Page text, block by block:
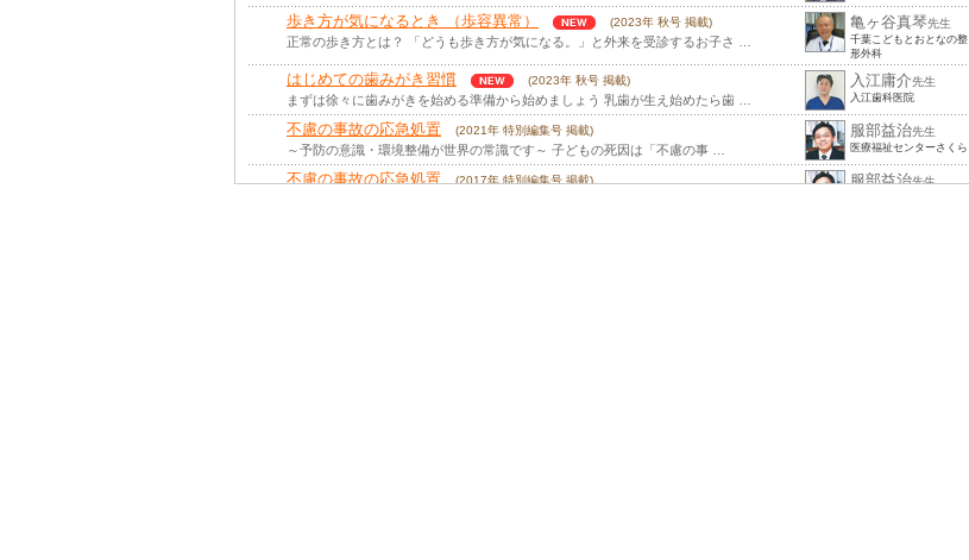
亀ヶ谷真琴先生
千葉こどもとおとなの整
形外科
歩き方が気になるとき （歩容異常） (2023年 秋号 掲載)
正常の歩き方とは？ 「どうも歩き方が気になる。」と外来を受診するお子さ …
入江庸介先生
入江歯科医院
はじめての歯みがき習慣 (2023年 秋号 掲載)
まずは徐々に歯みがきを始める準備から始めましょう 乳歯が生え始めたら歯 …
服部益治先生
医療福祉センターさくら
不慮の事故の応急処置 (2021年 特別編集号 掲載)
～予防の意識・環境整備が世界の常識です～ 子どもの死因は「不慮の事 …
服部益治先生
不慮の事故の応急処置 (2017年 特別編集号 掲載)